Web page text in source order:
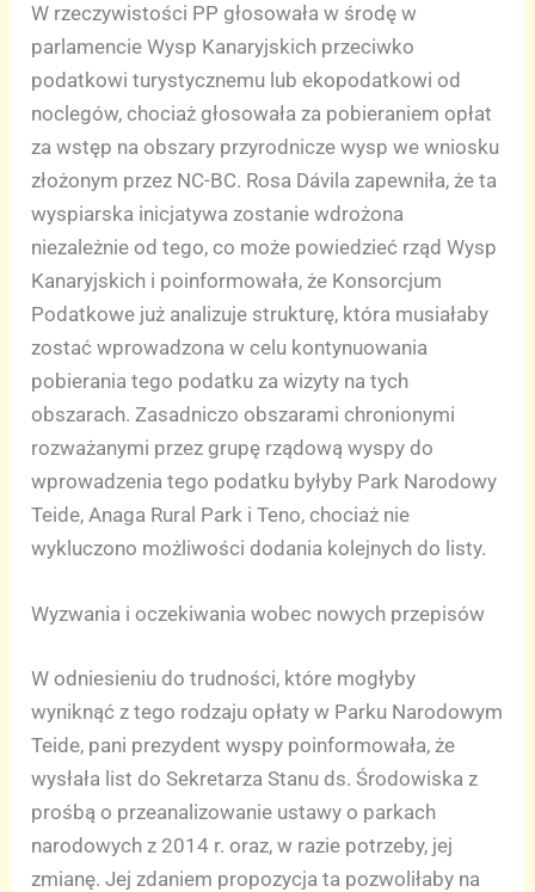
W rzeczywistości PP głosowała w środę w
parlamencie Wysp Kanaryjskich przeciwko
podatkowi turystycznemu lub ekopodatkowi od
noclegów, chociaż głosowała za pobieraniem opłat
za wstęp na obszary przyrodnicze wysp we wniosku
złożonym przez NC-BC. Rosa Dávila zapewniła, że ta
wyspiarska inicjatywa zostanie wdrożona
niezależnie od tego, co może powiedzieć rząd Wysp
Kanaryjskich i poinformowała, że Konsorcjum
Podatkowe już analizuje strukturę, która musiałaby
zostać wprowadzona w celu kontynuowania
pobierania tego podatku za wizyty na tych
obszarach. Zasadniczo obszarami chronionymi
rozważanymi przez grupę rządową wyspy do
wprowadzenia tego podatku byłyby Park Narodowy
Teide, Anaga Rural Park i Teno, chociaż nie
wykluczono możliwości dodania kolejnych do listy.
Wyzwania i oczekiwania wobec nowych przepisów
W odniesieniu do trudności, które mogłyby
wyniknąć z tego rodzaju opłaty w Parku Narodowym
Teide, pani prezydent wyspy poinformowała, że
wysłała list do Sekretarza Stanu ds. Środowiska z
prośbą o przeanalizowanie ustawy o parkach
narodowych z 2014 r. oraz, w razie potrzeby, jej
zmianę. Jej zdaniem propozycja ta pozwoliłaby na